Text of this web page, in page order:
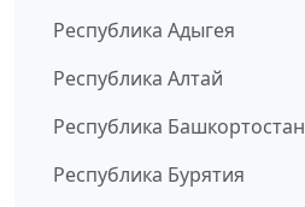
Республика Адыгея
Республика Алтай
Республика Башкортостан
Республика Бурятия